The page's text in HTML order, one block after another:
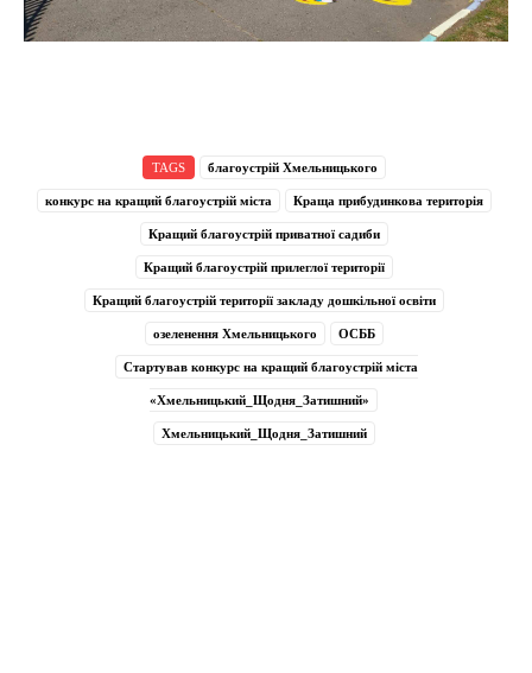
TAGS благоустрій Хмельницького
конкурс на кращий благоустрій міста Краща прибудинкова територія
Кращий благоустрій приватної садиби
Кращий благоустрій прилеглої території
Кращий благоустрій території закладу дошкільної освіти
озеленення Хмельницького ОСББ
Стартував конкурс на кращий благоустрій міста
«Хмельницький_Щодня_Затишний»
Хмельницький_Щодня_Затишний